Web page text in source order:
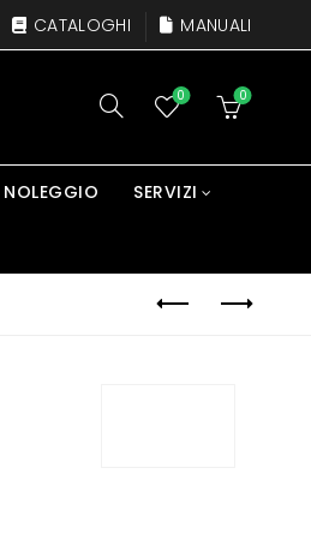
CATALOGHI MANUALI
0 0
NOLEGGIO SERVIZI